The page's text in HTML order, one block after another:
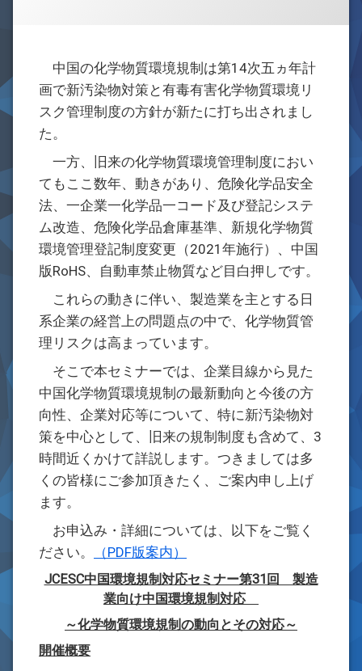
中国の化学物質環境規制は第14次五ヵ年計
画で新汚染物対策と有毒有害化学物質環境リ
スク管理制度の方針が新たに打ち出されまし
た。
一方、旧来の化学物質環境管理制度におい
てもここ数年、動きがあり、危険化学品安全
法、一企業一化学品一コード及び登記システ
ム改造、危険化学品倉庫基準、新規化学物質
環境管理登記制度変更（2021年施行）、中国
版RoHS、自動車禁止物質など目白押しです。
これらの動きに伴い、製造業を主とする日
系企業の経営上の問題点の中で、化学物質管
理リスクは高まっています。
そこで本セミナーでは、企業目線から見た
中国化学物質環境規制の最新動向と今後の方
向性、企業対応等について、特に新汚染物対
策を中心として、旧来の規制制度も含めて、3
時間近くかけて詳説します。つきましては多
くの皆様にご参加頂きたく、ご案内申し上げ
ます。
お申込み・詳細については、以下をご覧く
ださい。
（PDF版案内）
JCESC中国環境規制対応セミナー第31回 製造
業向け中国環境規制対応
～化学物質環境規制の動向とその対応～
開催概要